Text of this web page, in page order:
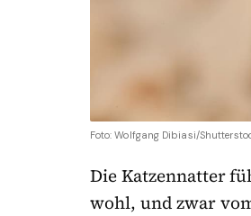
Foto: Wolfgang Dibiasi/
Die Katzennatter
wohl, und zwar